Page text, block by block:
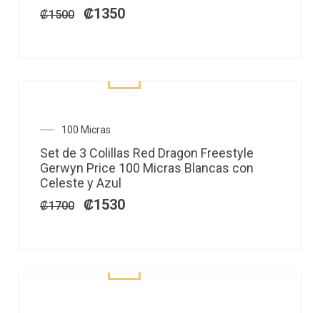
₡1500
₡1350
100 Micras
Set de 3 Colillas Red Dragon Freestyle
Gerwyn Price 100 Micras Blancas con
Celeste y Azul
₡1700
El
precio
original
era:
₡1700.
₡1530
precio
actual
es: